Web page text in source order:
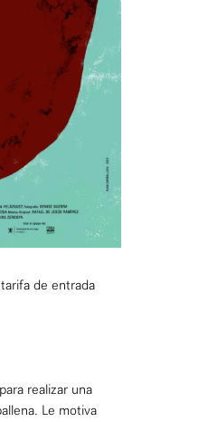
de entrada
realizar una
Le motiva